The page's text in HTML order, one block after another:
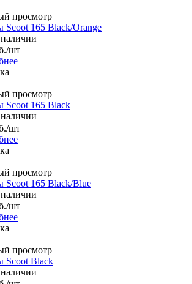
просмотр
Scoot 165 Black/Orange
/шт
просмотр
Scoot 165 Black
/шт
просмотр
Scoot 165 Black/Blue
/шт
просмотр
Scoot Black